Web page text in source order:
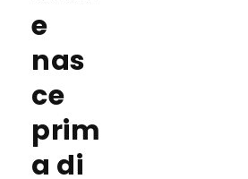
e
nas
ce
prim
a di